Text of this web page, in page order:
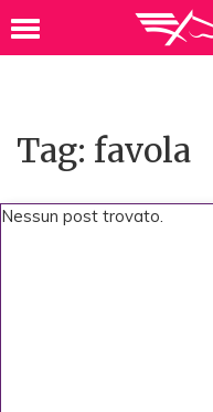
Tag: favola
Nessun post trovato.